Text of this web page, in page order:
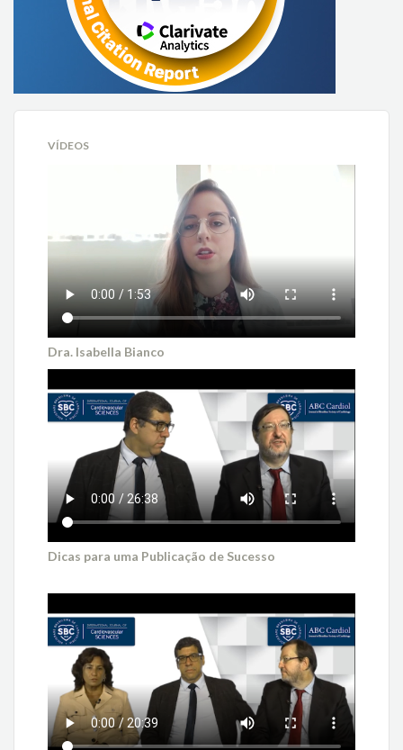
VÍDEOS
Dra. Isabella Bianco
Dicas para uma Publicação de Sucesso